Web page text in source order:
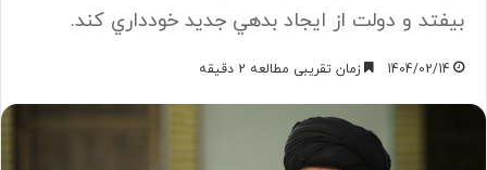
بيفتد و دولت از ايجاد بدهي جديد خودداري كند.
1404/02/14 زمان تقریبی مطالعه 2 دقیقه